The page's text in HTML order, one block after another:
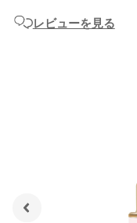
レビューを見る